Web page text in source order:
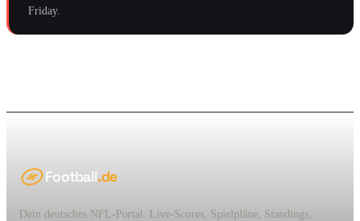
Friday.
Football.de
Dein deutsches NFL-Portal. Live-Scores, Spielpläne, Standings,